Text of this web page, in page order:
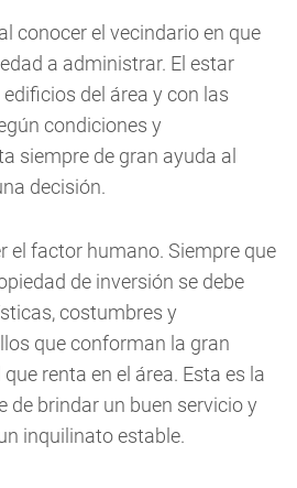
conocer el vecindario en que
a administrar. El estar
del área y con las
condiciones y
siempre de gran ayuda al
decisión.
el factor humano. Siempre que
de inversión se debe
costumbres y
que conforman la gran
renta en el área. Esta es la
de brindar un buen servicio y
inquilinato estable.